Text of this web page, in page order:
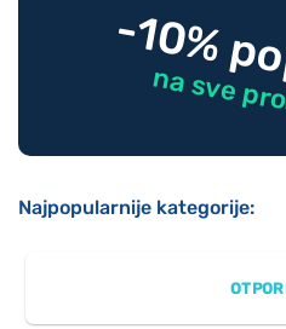
-10%
na sve
Najpopularnije kategorije: